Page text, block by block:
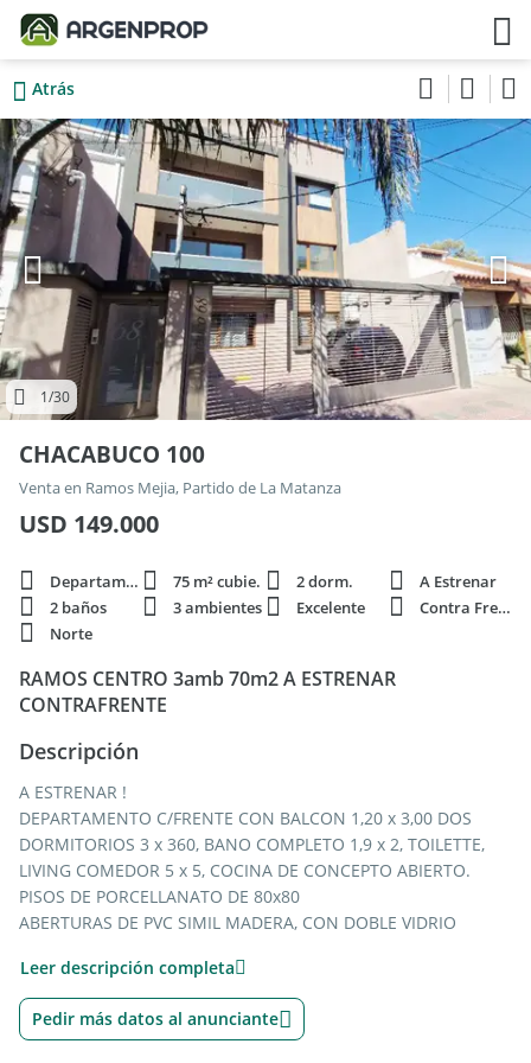
Atrás
1/30
CHACABUCO 100
Venta en Ramos Mejia, Partido de La Matanza
USD 149.000
Departamento 75 m² cubie. 2 dorm.
A Estrenar
2 baños
3 ambientes Excelente
Contra Frente
Norte
RAMOS CENTRO 3amb 70m2 A ESTRENAR
CONTRAFRENTE
Descripción
A ESTRENAR !
DEPARTAMENTO C/FRENTE CON BALCON 1,20 x 3,00 DOS
DORMITORIOS 3 x 360, BANO COMPLETO 1,9 x 2, TOILETTE,
LIVING COMEDOR 5 x 5, COCINA DE CONCEPTO ABIERTO.
PISOS DE PORCELLANATO DE 80x80
ABERTURAS DE PVC SIMIL MADERA, CON DOBLE VIDRIO
CALDERA DUAL SAIR INDIVIDUAL, PARA AGUA CALIENTE Y
CALEFACCION POR RADIADORES.
TERMOSTATO DIGITAL DE REGULACION DE TEMPERATURA DE
Leer descripción completa
Pedir más datos al anunciante